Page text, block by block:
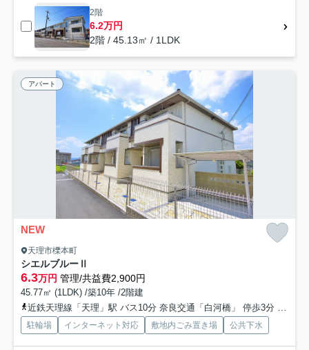
2階
6.2万円
2階 / 45.13㎡ / 1LDK
アパート
NEW
天理市櫟本町
シエルブルーⅡ
6.3万円 管理/共益費2,900円
45.77㎡ (1LDK) /築10年 /2階建
近鉄天理線「天理」駅 バス10分 奈良交通「白河橋」 停歩3分
駐輪場 インターネット対応 敷地内ごみ置き場 公共下水